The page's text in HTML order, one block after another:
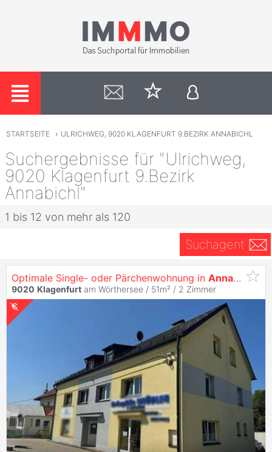
STARTSEITE › ULRICHWEG, 9020 KLAGENFURT 9.BEZIRK ANNABICHL
Suchergebnisse für "Ulrichweg,
9020 Klagenfurt 9.Bezirk
Annabichl"
1 bis 12 von mehr als 120
Suchagent
Optimale Single- oder Pärchenwohnung in Annabichl
9020 Klagenfurt am Wörthersee / 51m² / 2 Zimmer